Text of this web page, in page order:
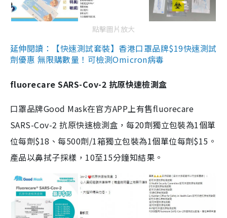
點擊圖片放大
延伸閱讀：【快速測試套裝】香港口罩品牌$19快速測試
劑優惠 無限購數量！可檢測Omicron病毒
fluorecare SARS-Cov-2 抗原快速檢測盒
口罩品牌Good Mask在官方APP上有售fluorecare
SARS-Cov-2 抗原快速檢測盒，每20劑獨立包裝為1個單
位每劑$18、每500劑/1箱獨立包裝為1個單位每劑$15。
產品以鼻拭子採樣，10至15分鐘知結果。